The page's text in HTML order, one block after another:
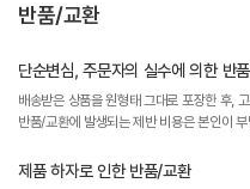
반품/교환
단순변심, 주문자의 실수에 의한 반
배송받은 상품을 원형태 그대로 포장한 후,
반품/교환에 발생되는 제반 비용은 본인이
제품 하자로 인한 반품/교환